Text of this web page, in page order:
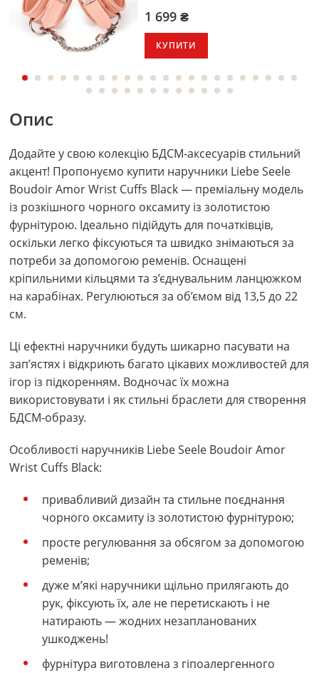
1 699 ₴
КУПИТИ
Опис
Додайте у свою колекцію БДСМ-аксесуарів стильний
акцент! Пропонуємо купити наручники Liebe Seele
Boudoir Amor Wrist Cuffs Black — преміальну модель
із розкішного чорного оксамиту із золотистою
фурнітурою. Ідеально підійдуть для початківців,
оскільки легко фіксуються та швидко знімаються за
потреби за допомогою ременів. Оснащені
кріпильними кільцями та з’єднувальним ланцюжком
на карабінах. Регулюються за об’ємом від 13,5 до 22
см.
Ці ефектні наручники будуть шикарно пасувати на
зап’ястях і відкриють багато цікавих можливостей для
ігор із підкоренням. Водночас їх можна
використовувати і як стильні браслети для створення
БДСМ-образу.
Особливості наручників Liebe Seele Boudoir Amor
Wrist Cuffs Black:
привабливий дизайн та стильне поєднання
чорного оксамиту із золотистою фурнітурою;
просте регулювання за обсягом за допомогою
ременів;
дуже м’які наручники щільно прилягають до
рук, фіксують їх, але не перетискають і не
натирають — жодних незапланованих
ушкоджень!
фурнітура виготовлена ​​з гіпоалергенного